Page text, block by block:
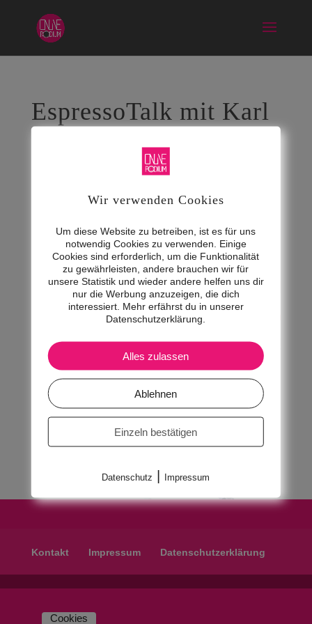
EspressoTalk mit Karl
Kontakt Impressum Datenschutzerklärung
Cookies
Wir verwenden Cookies
Um diese Website zu betreiben, ist es für uns
notwendig Cookies zu verwenden. Einige
Cookies sind erforderlich, um die Funktionalität
zu gewährleisten, andere brauchen wir für
unsere Statistik und wieder andere helfen uns dir
nur die Werbung anzuzeigen, die dich
interessiert. Mehr erfährst du in unserer
Datenschutzerklärung.
Alles zulassen
Ablehnen
Einzeln bestätigen
Datenschutz | Impressum